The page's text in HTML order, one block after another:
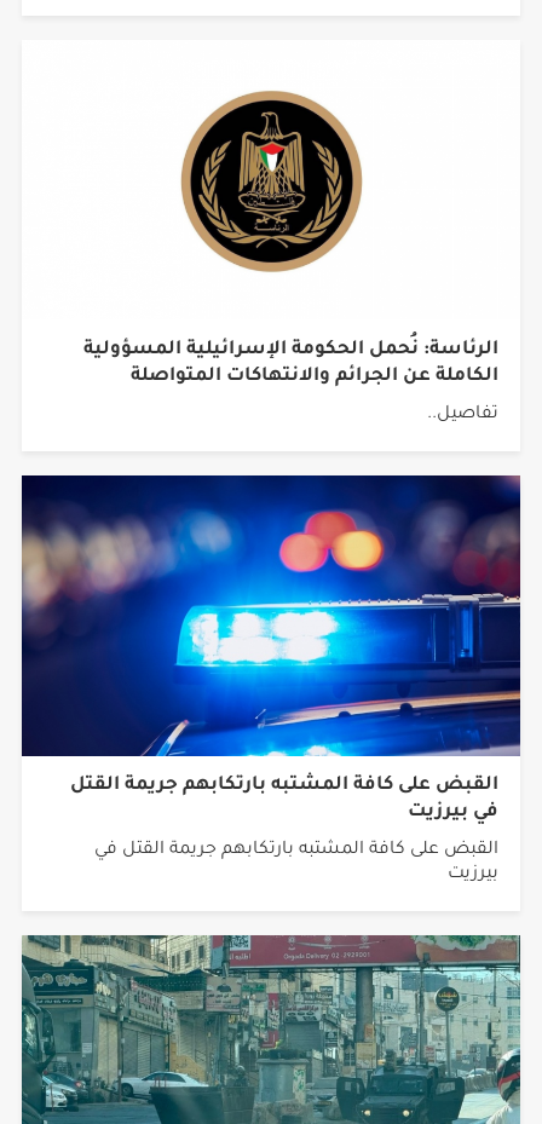
الكاملة عن الجرائم والانتهاكات المتواصلة
تفاصيل..
القبض على كافة المشتبه بارتكابهم جريمة القتل
في بيرزيت
القبض على كافة المشتبه بارتكابهم جريمة القتل في
بيرزيت